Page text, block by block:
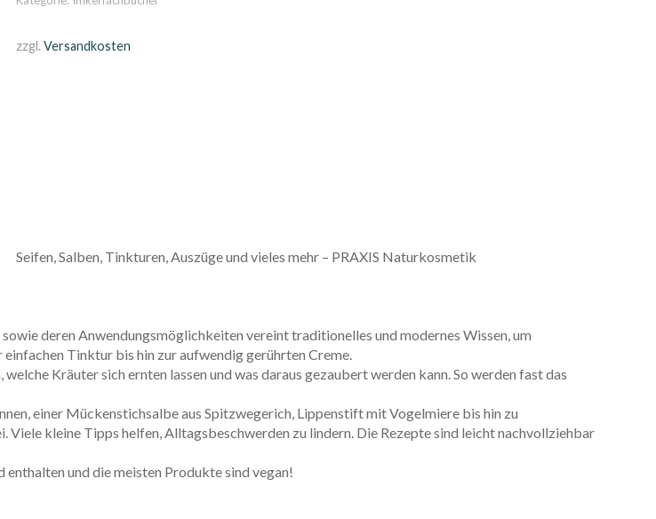
Menge
zzgl. Versandkosten
Seifen, Salben, Tinkturen, Auszüge und vieles mehr – PRAXIS Naturkosmetik
deren Anwendungsmöglichkeiten vereint traditionelles und modernes Wissen, um
Tinktur bis hin zur aufwendig gerührten Creme.
Kräuter sich ernten lassen und was daraus gezaubert werden kann. So werden fast das
einer Mückenstichsalbe aus Spitzwegerich, Lippenstift mit Vogelmiere bis hin zu
kleine Tipps helfen, Alltagsbeschwerden zu lindern. Die Rezepte sind leicht nachvollziehbar
und die meisten Produkte sind vegan!